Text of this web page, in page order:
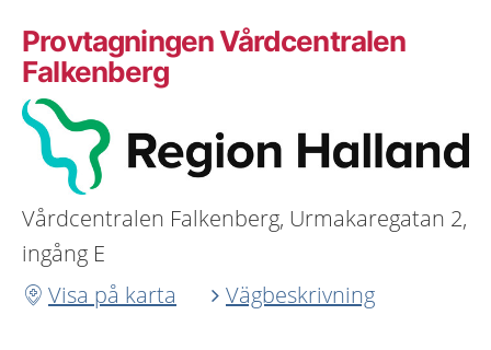
Provtagningen Vårdcentralen
Falkenberg
Vårdcentralen Falkenberg, Urmakaregatan 2,
ingång E
Visa på karta
Vägbeskrivning